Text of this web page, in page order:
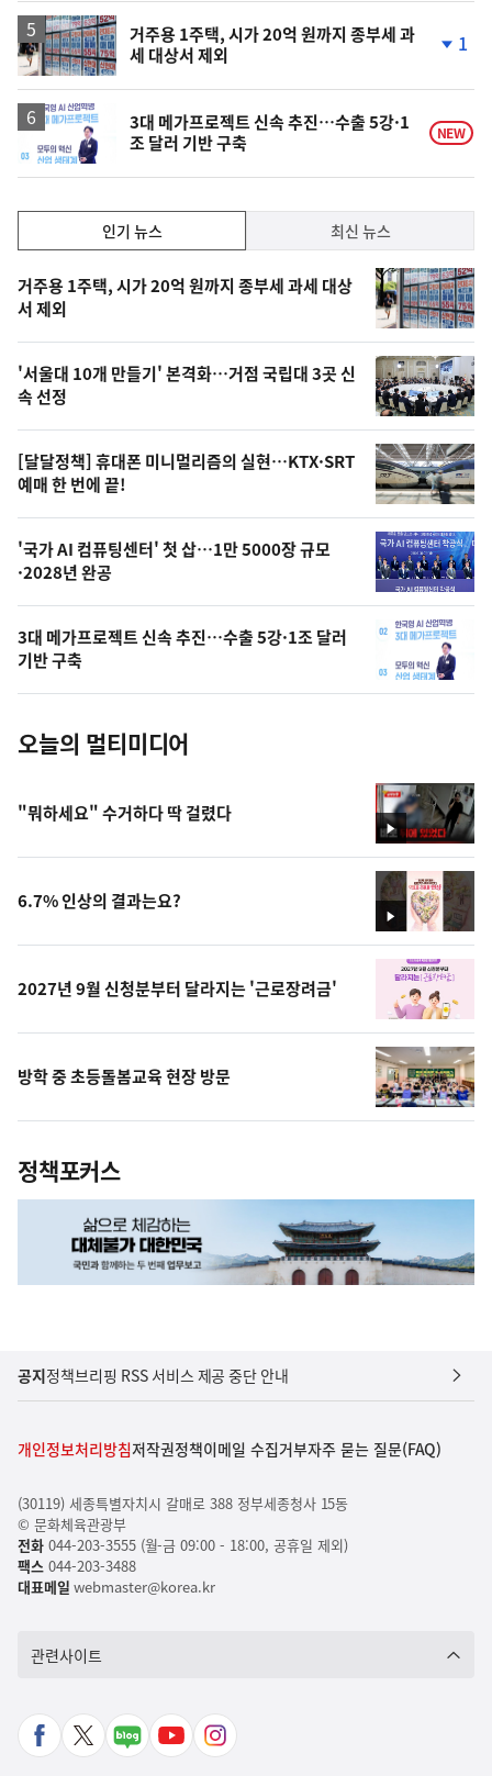
거주용 1주택, 시가 20억 원까지 종부세 과
세 대상서 제외
락
1
3대 메가프로젝트 신속 추진…수출 5강·1
조 달러 기반 구축
NEW
기,
최
신,
오
늘
의
영
상
오
의
사
진
인기 뉴스 최신 뉴스
기
뉴
스
거주용 1주택, 시가 20억 원까지 종부세 과세 대상
서 제외
'서울대 10개 만들기' 본격화…거점 국립대 3곳 신
속 선정
[달달정책] 휴대폰 미니멀리즘의 실현…KTX·SRT
예매 한 번에 끝!
'국가 AI 컴퓨팅센터' 첫 삽…1만 5000장 규모
·2028년 완공
3대 메가프로젝트 신속 추진…수출 5강·1조 달러
기반 구축
오늘의 멀티미디어
영
상
"뭐하세요" 수거하다 딱 걸렸다
영
상
6.7% 인상의 결과는요?
2027년 9월 신청분부터 달라지는 '근로장려금'
방학 중 초등돌봄교육 현장 방문
정책포커스
공지정책브리핑 RSS 서비스 제공 중단 안내
개인정보처리방침저작권정책이메일 수집거부자주 묻는 질문(FAQ)
(30119) 세종특별자치시 갈매로 388 정부세종청사 15동
© 문화체육관광부
전화044-203-3555 (월-금 09:00 - 18:00, 공휴일 제외)
팩스044-203-3488
대표메일 webmaster@korea.kr
관련사이트
페
X
네
유
인